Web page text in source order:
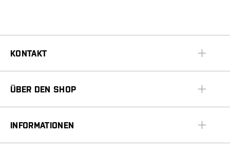
KONTAKT
ÜBER DEN SHOP
INFORMATIONEN